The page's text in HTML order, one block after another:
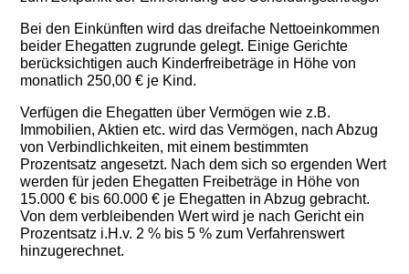
Bei den Einkünften wird das dreifache Nettoeinkommen
beider Ehegatten zugrunde gelegt. Einige Gerichte
berücksichtigen auch Kinderfreibeträge in Höhe von
monatlich 250,00 € je Kind.
Verfügen die Ehegatten über Vermögen wie z.B.
Immobilien, Aktien etc. wird das Vermögen, nach Abzug
von Verbindlichkeiten, mit einem bestimmten
Prozentsatz angesetzt. Nach dem sich so ergenden Wert
werden für jeden Ehegatten Freibeträge in Höhe von
15.000 € bis 60.000 € je Ehegatten in Abzug gebracht.
Von dem verbleibenden Wert wird je nach Gericht ein
Prozentsatz i.H.v. 2 % bis 5 % zum Verfahrenswert
hinzugerechnet.